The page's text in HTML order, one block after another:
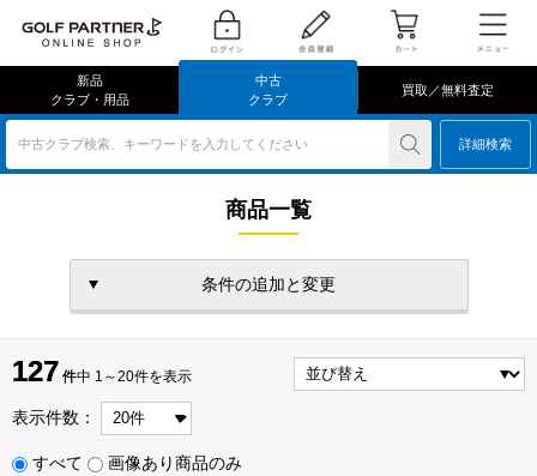
新品
クラブ・用品
中古
クラブ
買取／無料査定
中古クラブ検索、キーワードを入力してください 詳細検索
商品一覧
条件の追加と変更
127 件
127 件中 1～20件を表示
表示件数：
すべて 画像あり商品のみ